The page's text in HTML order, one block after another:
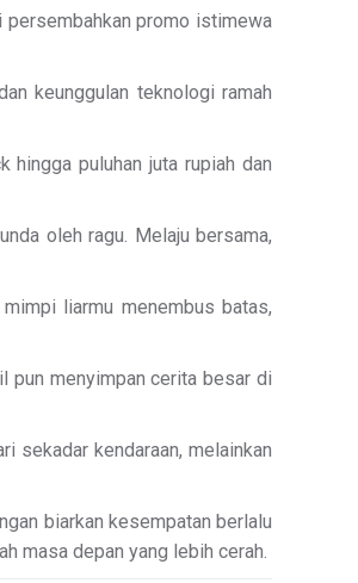
persembahkan promo istimewa
keunggulan teknologi ramah
hingga puluhan juta rupiah dan
oleh ragu. Melaju bersama,
liarmu menembus batas,
pun menyimpan cerita besar di
sekadar kendaraan, melainkan
biarkan kesempatan berlalu
masa depan yang lebih cerah.